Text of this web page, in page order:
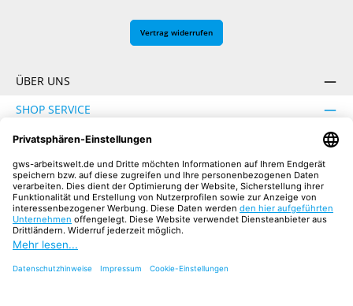
Vertrag widerrufen
ÜBER UNS
SHOP SERVICE
INFORMATION
SICHER EINKAUFEN
UNSERE COMMUNITIES
FacebookInstagramYouTube